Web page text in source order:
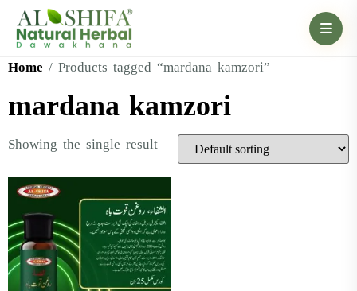
Home / Products tagged “mardana kamzori”
mardana kamzori
Showing the single result